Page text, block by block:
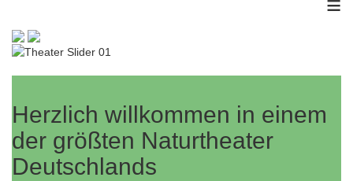
Herzlich willkommen in einem
der größten Naturtheater
Deutschlands